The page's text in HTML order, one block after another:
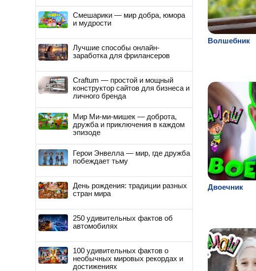
Волшебник
Двоечник
Смешарики — мир добра, юмора
и мудрости
Лучшие способы онлайн-
заработка для фрилансеров
Craftum — простой и мощный
конструктор сайтов для бизнеса и
личного бренда
Мир Ми-ми-мишек — доброта,
дружба и приключения в каждом
эпизоде
Герои Энвелла — мир, где дружба
побеждает тьму
День рождения: традиции разных
стран мира
250 удивительных фактов об
автомобилях
100 удивительных фактов о
необычных мировых рекордах и
достижениях